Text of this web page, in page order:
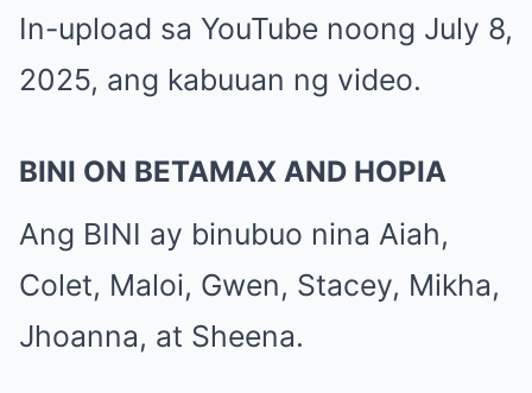
In-upload sa YouTube noong July 8,
2025, ang kabuuan ng video.
BINI ON BETAMAX AND HOPIA
Ang BINI ay binubuo nina Aiah,
Colet, Maloi, Gwen, Stacey, Mikha,
Jhoanna, at Sheena.